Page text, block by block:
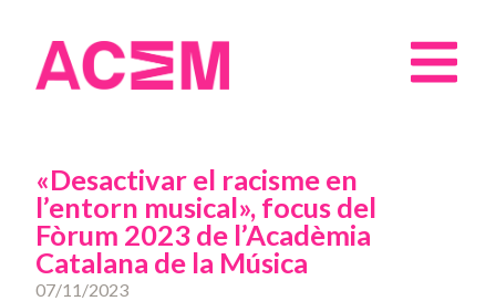
«Desactivar el racisme en
l’entorn musical», focus del
Fòrum 2023 de l’Acadèmia
Catalana de la Música
07/11/2023